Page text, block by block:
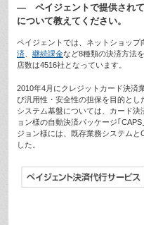
— ペイジェントで提供されて
について教えてください。
ペイジェントでは、ネットショップ
済
継続課金など8種類の決済方法
店数は4516社となっています。
2010年4月にクレジットカード決済
び汎用性・安全性の担保を目的と
システム基盤については、カード
ョン様の自動決済パッケージ｢
ジョン様には、既存業務システムと
した。